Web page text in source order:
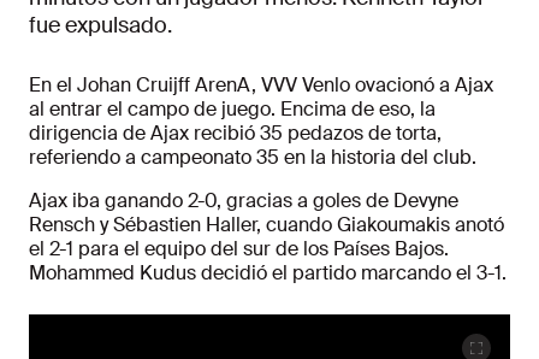
fue expulsado.
En el Johan Cruijff ArenA, VVV Venlo ovacionó a Ajax
al entrar el campo de juego. Encima de eso, la
dirigencia de Ajax recibió 35 pedazos de torta,
referiendo a campeonato 35 en la historia del club.
Ajax iba ganando 2-0, gracias a goles de Devyne
Rensch y Sébastien Haller, cuando Giakoumakis anotó
el 2-1 para el equipo del sur de los Países Bajos.
Mohammed Kudus decidió el partido marcando el 3-1.